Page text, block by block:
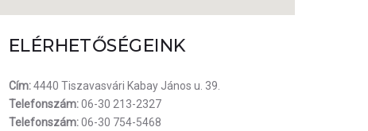
ELÉRHETŐSÉGEINK
Cím:4440 Tiszavasvári Kabay János u. 39.
Telefonszám:06-30 213-2327
Telefonszám:06-30 754-5468